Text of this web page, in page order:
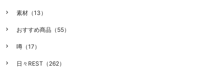
素材（13）
おすすめ商品（55）
噂（17）
日々REST（262）